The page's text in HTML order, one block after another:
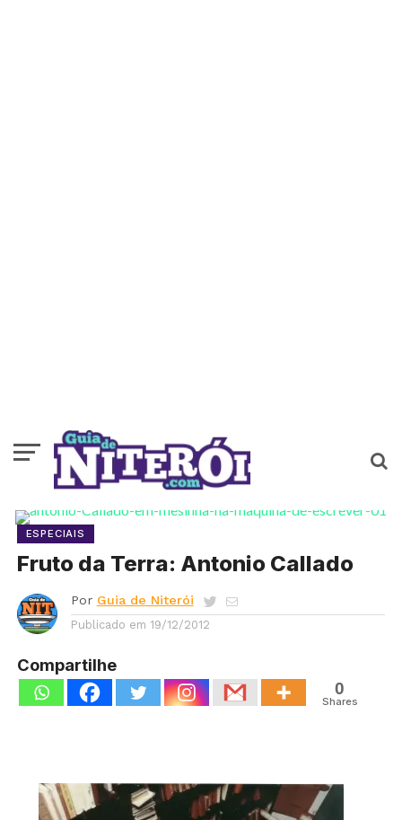
ESPECIAIS
Fruto da Terra: Antonio Callado
Por Guia de Niterói
Publicado em 19/12/2012
Compartilhe
0
Shares